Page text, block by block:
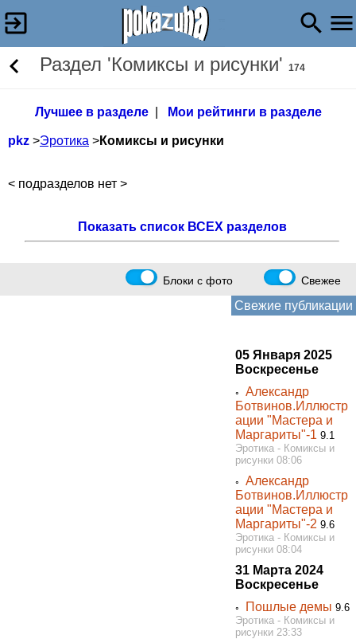
Раздел 'Комиксы и рисунки' 174
Лучшее в разделе| Мои рейтинги в разделе
pkz >Эротика >Комиксы и рисунки
< подразделов нет >
Показать список ВСЕХ разделов
Блоки с фото Свежее
Свежие публикации
05 Января 2025
Воскресенье
◦Александр
Ботвинов.Иллюстр
ации "Мастера и
Маргариты"-1 9.1
Эротика - Комиксы и
рисунки 08:06
◦Александр
Ботвинов.Иллюстр
ации "Мастера и
Маргариты"-2 9.6
Эротика - Комиксы и
рисунки 08:04
31 Марта 2024
Воскресенье
◦ Пошлые демы 9.6
Эротика - Комиксы и
рисунки 23:33